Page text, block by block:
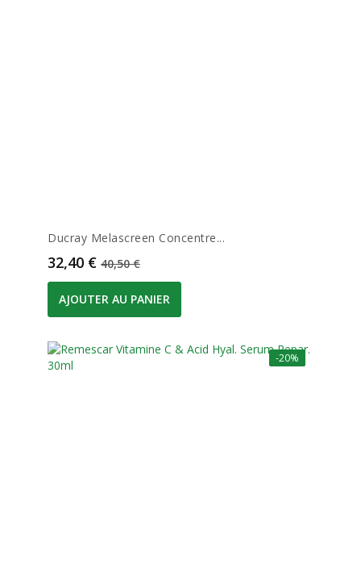
Ducray Melascreen Concentre...
Prix
32,40 € Prix de base
40,50 €
AJOUTER AU PANIER
-20%